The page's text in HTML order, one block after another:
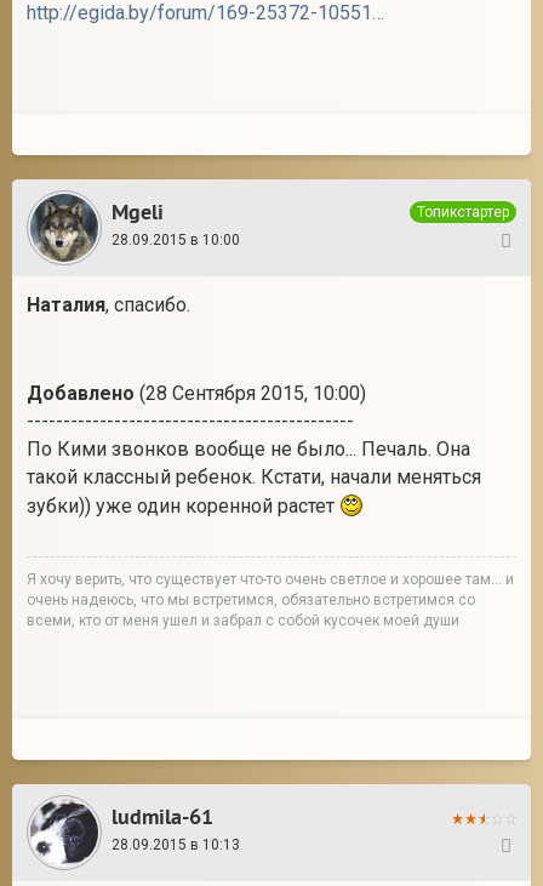
http://egida.by/forum/169-25372-1055110-16-1439244503
Mgeli
Топикстартер
28.09.2015 в 10:00
Наталия, спасибо.
Добавлено (28 Сентября 2015, 10:00)
---------------------------------------------
По Кими звонков вообще не было... Печаль. Она
такой классный ребенок. Кстати, начали меняться
зубки)) уже один коренной растет
Я хочу верить, что существует что-то очень светлое и хорошее там... и
очень надеюсь, что мы встретимся, обязательно встретимся со
всеми, кто от меня ушел и забрал с собой кусочек моей души
ludmila-61
28.09.2015 в 10:13